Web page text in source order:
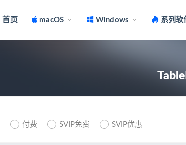
首页 macOS Windows 系列软
付费 SVIP免费 SVIP优惠